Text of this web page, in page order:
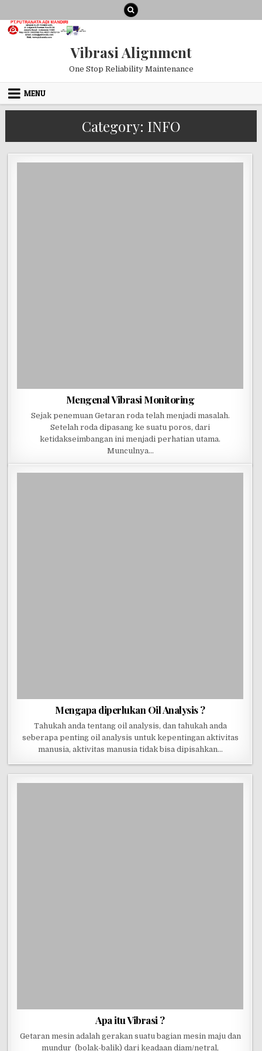
Vibrasi Alignment
One Stop Reliability Maintenance
MENU
Category: INFO
Mengenal Vibrasi Monitoring
Sejak penemuan Getaran roda telah menjadi masalah.
Setelah roda dipasang ke suatu poros, dari
ketidakseimbangan ini menjadi perhatian utama.
Munculnya…
Mengapa diperlukan Oil Analysis ?
Tahukah anda tentang oil analysis, dan tahukah anda
seberapa penting oil analysis untuk kepentingan aktivitas
manusia, aktivitas manusia tidak bisa dipisahkan…
Apa itu Vibrasi ?
Getaran mesin adalah gerakan suatu bagian mesin maju dan
mundur (bolak-balik) dari keadaan diam/netral,